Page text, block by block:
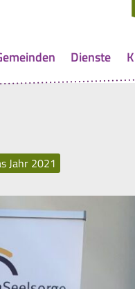
Dienste
Jahr 2021